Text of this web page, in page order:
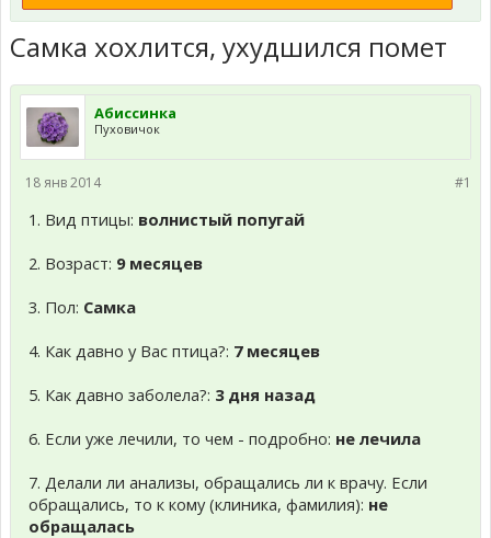
Самка хохлится, ухудшился помет
Абиссинка
Пуховичок
#1
18 янв 2014
1. Вид птицы: волнистый попугай
2. Возраст: 9 месяцев
3. Пол: Самка
4. Как давно у Вас птица?: 7 месяцев
5. Как давно заболела?: 3 дня назад
6. Если уже лечили, то чем - подробно: не лечила
7. Делали ли анализы, обращались ли к врачу. Если
обращались, то к кому (клиника, фамилия): не
обращалась